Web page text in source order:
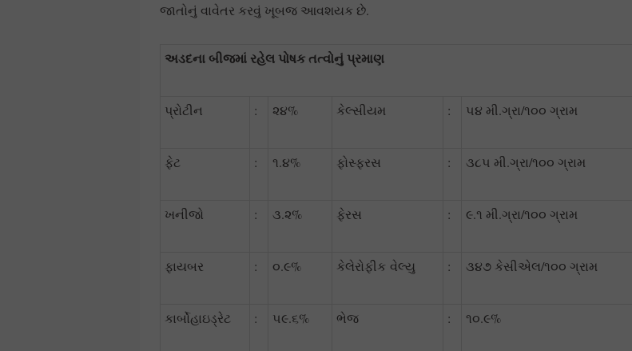
જાતોનું વાવેતર કરવું ખૂબજ આવશયક છે.
અડદના બીજમાં રહેલ પોષક તત્વોનું પ્રમાણ
પ્રોટીન : ૨૪% કેલ્સીયમ : ૫૪ મી.ગ્રા/૧૦૦ ગ્રામ
ફેટ : ૧.૪% ફોસ્ફરસ : ૩૮૫ મી.ગ્રા/૧૦૦ ગ્રામ
ખનીજો : ૩.૨% ફેરસ : ૯.૧ મી.ગ્રા/૧૦૦ ગ્રામ
ફાયબર : ૦.૯% કેલેરોફીક વેલ્યુ : ૩૪૭ કેસીએલ/૧૦૦ ગ્રામ
કાર્બોહાઇડ્રેટ : ૫૯.૬% ભેજ : ૧૦.૯%